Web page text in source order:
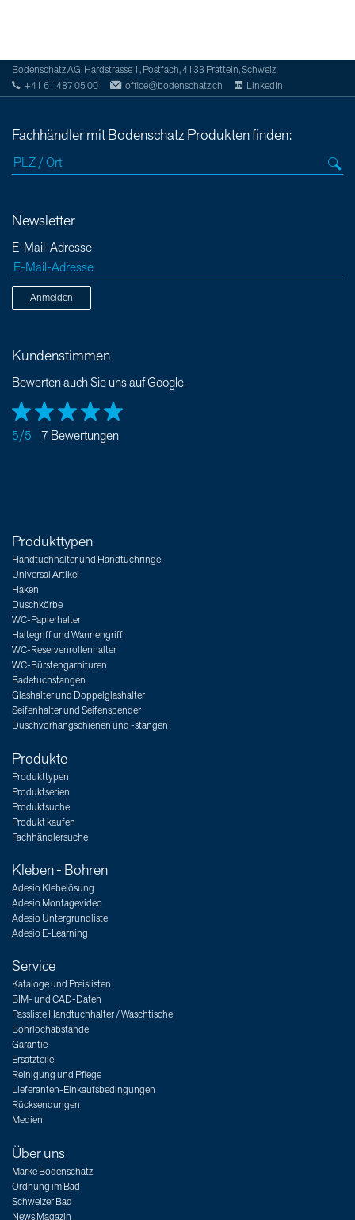
Bodenschatz AG, Hardstrasse 1, Postfach, 4133 Pratteln, Schweiz
+41 61 487 05 00
office@bodenschatz.ch LinkedIn
Fachhändler mit Bodenschatz Produkten finden:
Newsletter
E-Mail-Adresse
Anmelden
Kundenstimmen
Bewerten auch Sie uns auf Google.
5/5 7 Bewertungen
Produkttypen
Handtuchhalter und Handtuchringe
Universal Artikel
Haken
Duschkörbe
WC-Papierhalter
Haltegriff und Wannengriff
WC-Reservenrollenhalter
WC-Bürstengarnituren
Badetuchstangen
Glashalter und Doppelglashalter
Seifenhalter und Seifenspender
Duschvorhangschienen und -stangen
Produkte
Produkttypen
Produktserien
Produktsuche
Produkt kaufen
Fachhändlersuche
Kleben - Bohren
Adesio Klebelösung
Adesio Montagevideo
Adesio Untergrundliste
Adesio E-Learning
Service
Kataloge und Preislisten
BIM- und CAD-Daten
Passliste Handtuchhalter / Waschtische
Bohrlochabstände
Garantie
Ersatzteile
Reinigung und Pflege
Lieferanten-Einkaufsbedingungen
Rücksendungen
Medien
Über uns
Marke Bodenschatz
Ordnung im Bad
Schweizer Bad
News Magazin